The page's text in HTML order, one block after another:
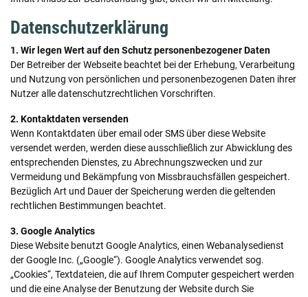
Datenschutzerklärung
1. Wir legen Wert auf den Schutz personenbezogener Daten
Der Betreiber der Webseite beachtet bei der Erhebung, Verarbeitung
und Nutzung von persönlichen und personenbezogenen Daten ihrer
Nutzer alle datenschutzrechtlichen Vorschriften.
2. Kontaktdaten versenden
Wenn Kontaktdaten über email oder SMS über diese Website
versendet werden, werden diese ausschließlich zur Abwicklung des
entsprechenden Dienstes, zu Abrechnungszwecken und zur
Vermeidung und Bekämpfung von Missbrauchsfällen gespeichert.
Bezüglich Art und Dauer der Speicherung werden die geltenden
rechtlichen Bestimmungen beachtet.
3. Google Analytics
Diese Website benutzt Google Analytics, einen Webanalysedienst
der Google Inc. („Google“). Google Analytics verwendet sog.
„Cookies“, Textdateien, die auf Ihrem Computer gespeichert werden
und die eine Analyse der Benutzung der Website durch Sie